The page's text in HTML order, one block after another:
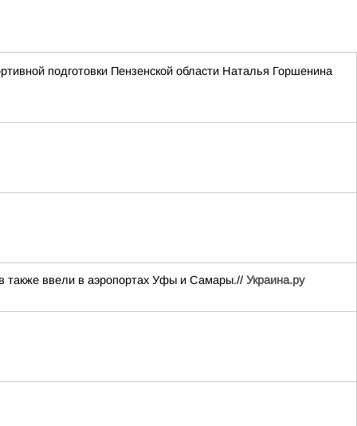
подготовки Пензенской области Наталья Горшенина
также ввели в аэропортах Уфы и Самары.// Украина.ру